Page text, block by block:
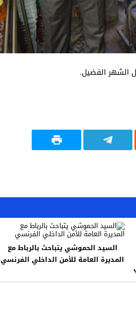
الشهر الفضيل.
في
السيد الحموشي يتباحث بالرباط مع
المديرة العامة للأمن الداخلي الفرنسي